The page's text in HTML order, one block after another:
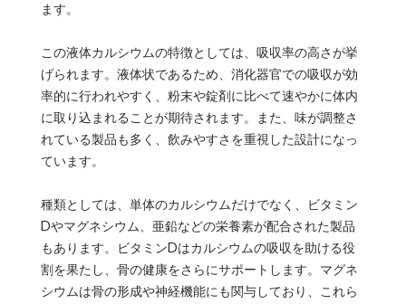
ます。
この液体カルシウムの特徴としては、吸収率の高さが挙
げられます。液体状であるため、消化器官での吸収が効
率的に行われやすく、粉末や錠剤に比べて速やかに体内
に取り込まれることが期待されます。また、味が調整さ
れている製品も多く、飲みやすさを重視した設計になっ
ています。
種類としては、単体のカルシウムだけでなく、ビタミン
Dやマグネシウム、亜鉛などの栄養素が配合された製品
もあります。ビタミンDはカルシウムの吸収を助ける役
割を果たし、骨の健康をさらにサポートします。マグネ
シウムは骨の形成や神経機能にも関与しており、これら